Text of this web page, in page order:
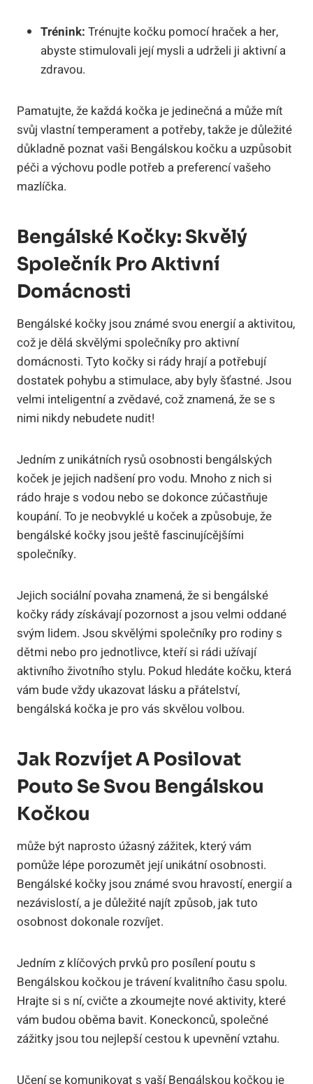
Trénink: ⁣Trénujte kočku pomocí hraček‍ a ⁢her,‍
abyste stimulovali její‌ mysli a udrželi ⁢ji aktivní ‌a
zdravou.
Pamatujte, že každá ⁢kočka je jedinečná a může ⁤mít
svůj‌ vlastní ⁣temperament a potřeby, takže je důležité
důkladně poznat ‍vaši Bengálskou kočku ​a uzpůsobit
péči ‌a ‌výchovu podle potřeb a preferencí⁤ vašeho
mazlíčka.
Bengálské Kočky: Skvělý
Společník Pro Aktivní
⁤domácnosti
Bengálské kočky jsou známé ⁣svou energií a aktivitou,⁢
což ⁢je dělá‍ skvělými společníky‍ pro aktivní
domácnosti. Tyto kočky si rády hrají a potřebují
dostatek pohybu a stimulace, aby byly šťastné. Jsou‍
velmi inteligentní a zvědavé, což znamená, že se s
nimi ​nikdy nebudete nudit!
Jedním z unikátních rysů osobnosti ⁣bengálských
koček je⁣ jejich⁤ nadšení ​pro⁤ vodu. Mnoho z nich⁤ si
rádo hraje s vodou nebo se ​dokonce zúčastňuje‍
koupání. To ​je neobvyklé u koček a způsobuje, že‍
bengálské kočky ⁢jsou​ ještě fascinujícějšími
společníky.
Jejich sociální povaha ​znamená,​ že si bengálské
kočky⁢ rády získávají ‍pozornost ⁤a ​jsou velmi oddané
svým lidem. Jsou skvělými společníky pro rodiny s
dětmi​ nebo pro ⁤jednotlivce, kteří si rádi užívají
aktivního životního ⁢stylu. Pokud​ hledáte kočku, která⁢
vám bude vždy ukazovat lásku a přátelství,
bengálská kočka je pro⁣ vás skvělou volbou.
Jak Rozvíjet A Posilovat
‌pouto Se Svou Bengálskou
Kočkou
‍může být naprosto‌ úžasný⁤ zážitek, ‍který vám
pomůže lépe​ porozumět její ​unikátní osobnosti.
Bengálské kočky jsou ‌známé ⁣svou hravostí, energií ⁤a
nezávislostí, a je ‍důležité najít způsob, jak tuto
osobnost dokonale rozvíjet.
Jedním z klíčových prvků pro posílení poutu s
Bengálskou kočkou je trávení kvalitního⁤ času spolu.
Hrajte⁤ si s ní, cvičte a zkoumejte ‌nové aktivity, které
vám budou oběma bavit. Koneckonců, společné‍
zážitky jsou tou nejlepší cestou k upevnění ‌vztahu.
Učení se komunikovat s vaší ⁤Bengálskou kočkou je